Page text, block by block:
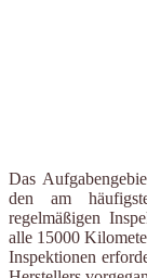
Das
den am
regelmäßigen
alle 15000
Inspektionen